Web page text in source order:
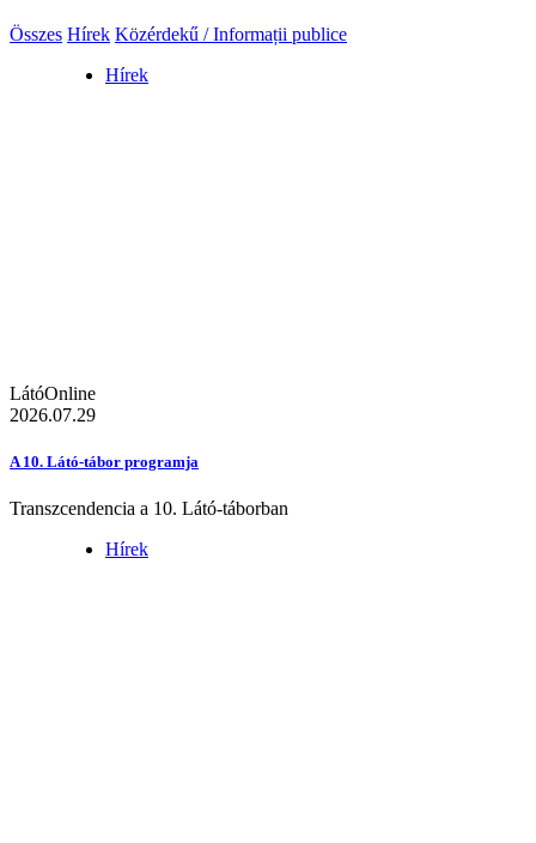
Összes Hírek Közérdekű / Informații publice
Hírek
LátóOnline
2026.07.29
A 10. Látó-tábor programja
Transzcendencia a 10. Látó-táborban
Hírek